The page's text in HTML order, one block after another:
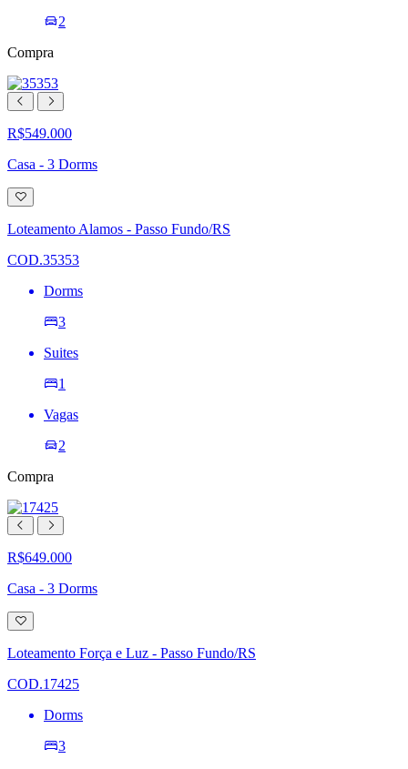
2
Compra
R$549.000
Casa - 3 Dorms
Adicionar
à
lista
de
Loteamento Alamos - Passo Fundo/RS
COD.35353
Dorms
3
Suites
1
Vagas
2
Compra
R$649.000
Casa - 3 Dorms
Adicionar
à
lista
de
Loteamento Força e Luz - Passo Fundo/RS
COD.17425
Dorms
3